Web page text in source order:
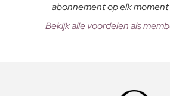
abonnement op elk moment
Bekijk alle voordelen als